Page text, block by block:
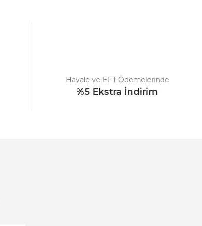
Havale ve EFT Ödemelerinde
%5 Ekstra İndirim